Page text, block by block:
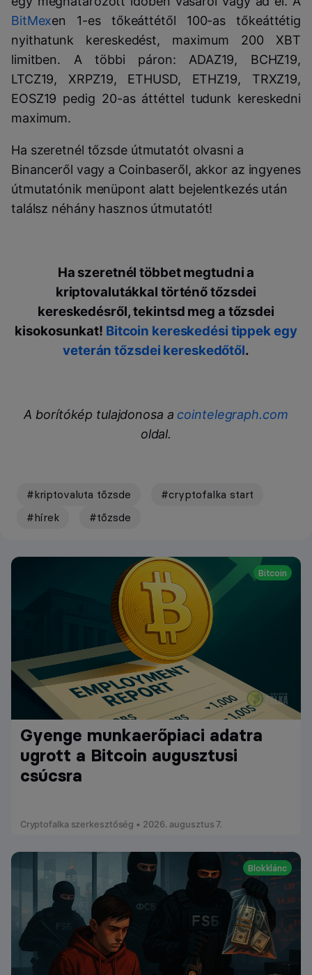
BitMexen 1-es tőkeáttétől 100-as tőkeáttétig
nyithatunk kereskedést, maximum 200 XBT
limitben. A többi páron: ADAZ19, BCHZ19,
LTCZ19, XRPZ19, ETHUSD, ETHZ19, TRXZ19,
EOSZ19 pedig 20-as áttéttel tudunk kereskedni
maximum.
Ha szeretnél tőzsde útmutatót olvasni a
Binanceről vagy a Coinbaseről, akkor az ingyenes
útmutatónik menüpont alatt bejelentkezés után
találsz néhány hasznos útmutatót!
Ha szeretnél többet megtudni a
kriptovalutákkal történő tőzsdei
kereskedésről, tekintsd meg a tőzsdei
kisokosunkat! Bitcoin kereskedési tippek egy
veterán tőzsdei kereskedőtől.
A borítókép tulajdonosa a cointelegraph.com
oldal.
#kriptovaluta tőzsde
#cryptofalka start
#hírek
#tőzsde
Bitcoin
Gyenge munkaerőpiaci adatra
ugrott a Bitcoin augusztusi
csúcsra
Cryptofalka szerkesztőség • 2026. augusztus 7.
Blokklánc